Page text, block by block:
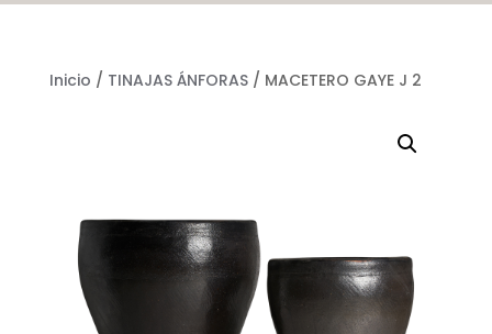
Inicio / TINAJAS ÁNFORAS/ MACETERO GAYE J 2